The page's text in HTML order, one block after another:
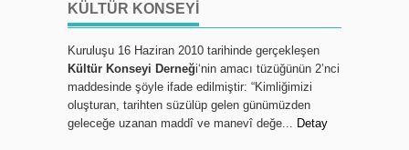
KÜLTÜR KONSEYI
Kuruluşu 16 Haziran 2010 tarihinde gerçekleşen
Kültür Konseyi Derneği‘nin amacı tüzüğünün 2’nci
maddesinde şöyle ifade edilmiştir: “Kimliğimizi
oluşturan, tarihten süzülüp gelen günümüzden
geleceğe uzanan maddî ve manevî değe... Detay